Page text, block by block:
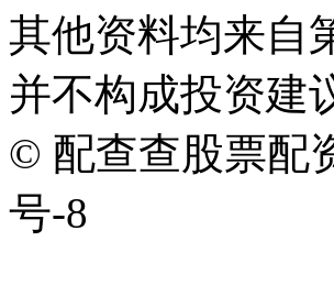
其他资料均来自
并不构成投资建
© 配查查股票配
号-8